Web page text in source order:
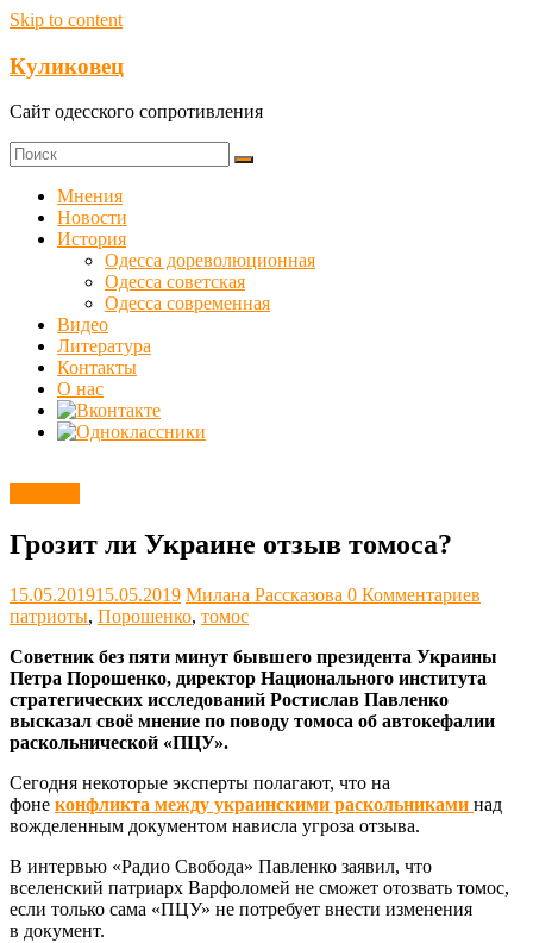
Skip to content
Куликовец
Сайт одесского сопротивления
Мнения
Новости
История
Одесса дореволюционная
Одесса советская
Одесса современная
Видео
Литература
Контакты
О нас
Грозит ли Украине отзыв томоса?
15.05.201915.05.2019 Милана Рассказова 0 Комментариев
патриоты, Порошенко, томос
Советник без пяти минут бывшего президента Украины
Петра Порошенко, директор Национального института
стратегических исследований Ростислав Павленко
высказал своё мнение по поводу томоса об автокефалии
раскольнической «ПЦУ».
Сегодня некоторые эксперты полагают, что на
фоне конфликта между украинскими раскольниками над
вожделенным документом нависла угроза отзыва.
В интервью «Радио Свобода» Павленко заявил, что
вселенский патриарх Варфоломей не сможет отозвать томос,
если только сама «ПЦУ» не потребует внести изменения
в документ.